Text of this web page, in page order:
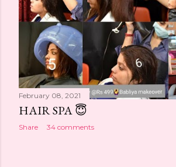
February 08, 2021
HAIR SPA 😇
Share 34 comments